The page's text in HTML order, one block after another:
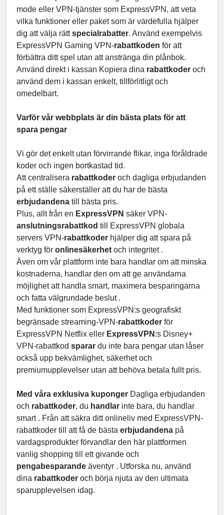
mode eller VPN-tjänster som ExpressVPN, att veta
vilka funktioner eller paket som är värdefulla hjälper
dig att välja rättspecialrabatter. Använd exempelvis
ExpressVPN Gaming VPN-rabattkoden för att
förbättra ditt spel utan att anstränga din plånbok.
Använd direkt i kassan Kopiera dina rabattkoder och
använd dem i kassan enkelt, tillförlitligt och
omedelbart.
Varför vår webbplats är din bästa plats för att
spara pengar
Vi gör det enkelt utan förvirrande flikar, inga föråldrade
koder och ingen bortkastad tid.
Att centralisera rabattkoder och dagliga erbjudanden
på ett ställe säkerställer att du har de bästa
erbjudandena till bästa pris.
Plus, allt från en ExpressVPN säker VPN-
anslutningsrabattkod till ExpressVPN globala
servers VPN-rabattkoder hjälper dig att spara på
verktyg för onlinesäkerhet och integritet .
Även om vår plattform inte bara handlar om att minska
kostnaderna, handlar den om att ge användarna
möjlighet att handla smart, maximera besparingarna
och fatta välgrundade beslut .
Med funktioner som ExpressVPN:s geografiskt
begränsade streaming-VPN-rabattkoder för
ExpressVPN Netflix eller ExpressVPN :s Disney+
VPN-rabattkod sparar du inte bara pengar utan låser
också upp bekvämlighet, säkerhet och
premiumupplevelser utan att behöva betala fullt pris.
Med våra exklusiva kuponger Dagliga erbjudanden
och rabattkoder, du handlar inte bara, du handlar
smart . Från att säkra ditt onlineliv med ExpressVPN-
rabattkoder till att få de bästa erbjudandena på
vardagsprodukter förvandlar den här plattformen
vanlig shopping till ett givande och
pengabesparande äventyr . Utforska nu, använd
dina rabattkoder och börja njuta av den ultimata
sparupplevelsen idag.